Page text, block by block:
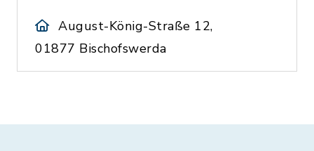
August-König-Straße 12,
01877 Bischofswerda